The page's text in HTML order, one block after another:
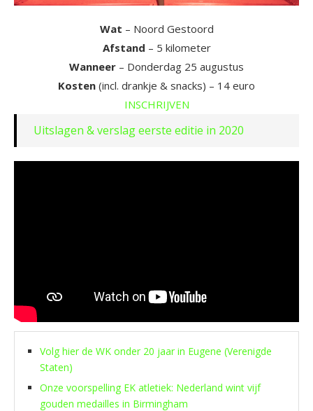
Wat – Noord Gestoord
Afstand – 5 kilometer
Wanneer – Donderdag 25 augustus
Kosten (incl. drankje & snacks) – 14 euro
INSCHRIJVEN
Uitslagen & verslag eerste editie in 2020
Volg hier de WK onder 20 jaar in Eugene (Verenigde
Staten)
Onze voorspelling EK atletiek: Nederland wint vijf
gouden medailles in Birmingham